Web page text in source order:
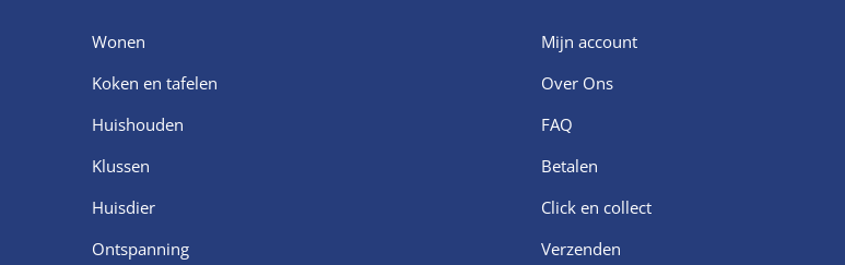
Wonen
Koken en tafelen
Huishouden
Klussen
Huisdier
Ontspanning
Mijn account
Over Ons
FAQ
Betalen
Click en collect
Verzenden